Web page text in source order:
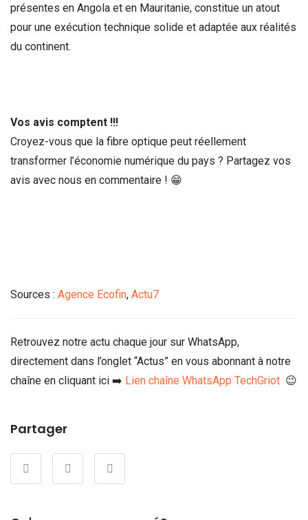
présentes en Angola et en Mauritanie, constitue un atout
pour une exécution technique solide et adaptée aux réalités
du continent.
Vos avis comptent !!!
Croyez-vous que la fibre optique peut réellement
transformer l’économie numérique du pays ? Partagez vos
avis avec nous en commentaire ! 😁
Sources : Agence Ecofin, Actu7
Retrouvez notre actu chaque jour sur WhatsApp,
directement dans l’onglet “Actus” en vous abonnant à notre
chaîne en cliquant ici ➡️ Lien chaîne WhatsApp TechGriot 😉
Partager